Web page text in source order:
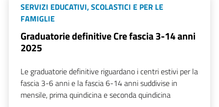
SERVIZI EDUCATIVI, SCOLASTICI E PER LE
FAMIGLIE
Graduatorie definitive Cre fascia 3-14 anni
2025
Le graduatorie definitive riguardano i centri estivi per la
fascia 3-6 anni e la fascia 6-14 anni suddivise in
mensile, prima quindicina e seconda quindicina